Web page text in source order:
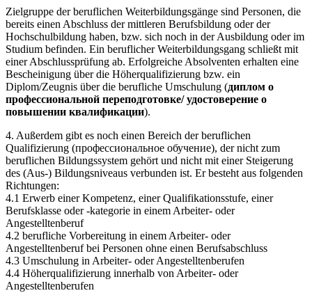
Zielgruppe der beruflichen Weiterbildungsgänge sind Personen, die
bereits einen Abschluss der mittleren Berufsbildung oder der
Hochschulbildung haben, bzw. sich noch in der Ausbildung oder im
Studium befinden. Ein beruflicher Weiterbildungsgang schließt mit
einer Abschlussprüfung ab. Erfolgreiche Absolventen erhalten eine
Bescheinigung über die Höherqualifizierung bzw. ein
Diplom/Zeugnis über die berufliche Umschulung (диплом о
профессиональной переподготовке/ удостоверение о
повышении квалификации).
4. Außerdem gibt es noch einen Bereich der beruflichen
Qualifizierung (профессиональное обучение), der nicht zum
beruflichen Bildungssystem gehört und nicht mit einer Steigerung
des (Aus-) Bildungsniveaus verbunden ist. Er besteht aus folgenden
Richtungen:
4.1 Erwerb einer Kompetenz, einer Qualifikationsstufe, einer
Berufsklasse oder -kategorie in einem Arbeiter- oder
Angestelltenberuf
4.2 berufliche Vorbereitung in einem Arbeiter- oder
Angestelltenberuf bei Personen ohne einen Berufsabschluss
4.3 Umschulung in Arbeiter- oder Angestelltenberufen
4.4 Höherqualifizierung innerhalb von Arbeiter- oder
Angestelltenberufen